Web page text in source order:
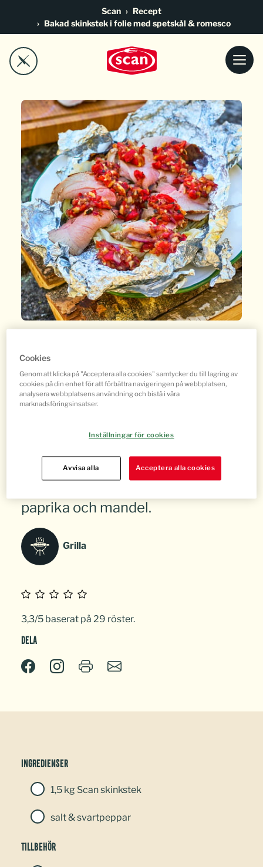
Scan
Recept
Bakad skinkstek i folie med spetskål & romesco
Bakad skinkstek i folie med spetskål &
romesco
ugnen och sedan värms på grillen.
Serveras med smörig spetskål i
foliepaket och romesco på grillad
paprika och mandel.
Grilla
3,3/5 baserat på 29 röster.
Dela
Ingredienser
1,5 kg Scan skinkstek
salt & svartpeppar
Tillbehör
Cookies
Genom att klicka på "Acceptera alla cookies" samtycker du till lagring av
cookies på din enhet för att förbättra navigeringen på webbplatsen,
analysera webbplatsens användning och bistå i våra
marknadsföringsinsatser.
Inställningar för cookies
Avvisa alla Acceptera alla cookies